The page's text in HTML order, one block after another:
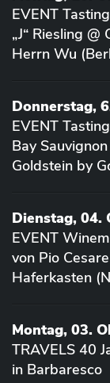
EVENT
„J“ Riesling
Herrn Wu
Donnerstag,
EVENT
Bay
Goldstein by
Dienstag, 04.
EVENT
von Pio
Haferkasten
Montag, 03.
TRAVELS 40
in Barbaresco